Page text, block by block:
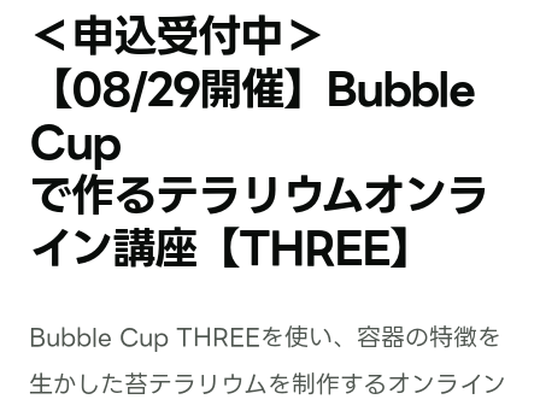
＜申込受付中＞
【08/29開催】Bubble
Cup
で作るテラリウムオンラ
イン講座【THREE】
Bubble Cup THREEを使い、容器の特徴を
生かした苔テラリウムを制作するオンライン